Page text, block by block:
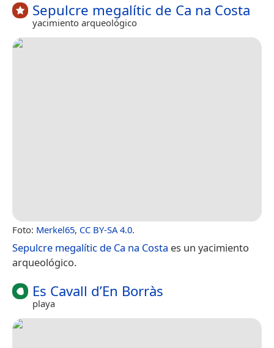
Sepulcre megalític de Ca na Costa
yacimiento arqueológico
Foto: Merkel65, CC BY-SA 4.0.
Sepulcre megalític de Ca na Costa es un yacimiento
arqueológico.
Es Cavall d’En Borràs
playa